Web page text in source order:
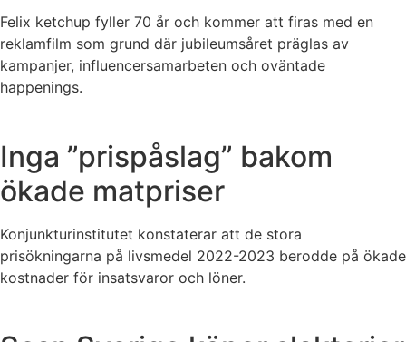
Felix ketchup fyller 70 år och kommer att firas med en
reklamfilm som grund där jubileumsåret präglas av
kampanjer, influencersamarbeten och oväntade
happenings.
Inga ”prispåslag” bakom
ökade matpriser
Konjunkturinstitutet konstaterar att de stora
prisökningarna på livsmedel 2022-2023 berodde på ökade
kostnader för insatsvaror och löner.